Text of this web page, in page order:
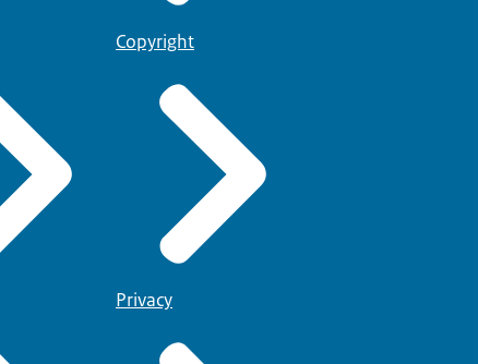
Copyright
Privacy